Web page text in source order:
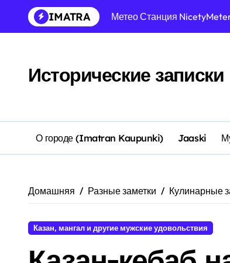
Перейти
содержанию
IMATRA
Как я вляпался, при
Hisilicon Technologies —
Для себя
Исторические записки
О городе (Imatran Kaupunki) Jaaski
Домашняя Разные заметки Кулинарные
Казан, мангал и другие мужские удовольствия